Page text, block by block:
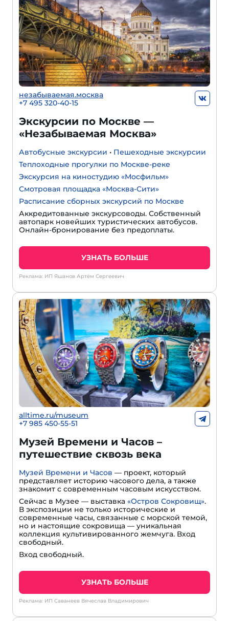
незабываемая.москва
+7 495 320-40-15
Экскурсии по Москве —
«Незабываемая Москва»
Автобусные экскурсии • Пешеходные экскурсии
Теплоходные прогулки по Москве-реке
Экскурсия на киностудию «Мосфильм»
Смотровая площадка «Москва-Сити»
Расписание сборных экскурсий по Москве
Аккредитованные экскурсоводы. Собственный
автопарк новейших туристических автобусов.
Онлайн-бронирование без предоплаты.
УЗНАТЬ БОЛЬШЕ
Реклама: ИП Яшанов Артём Сергеевич
alltime.ru/museum
+7 985 450-55-51
Музей Времени и Часов –
путешествие сквозь века
Музей Времени и Часов — проект, который
представляет историю часового дела, а также
знакомит с современным часовым искусством.
Сейчас в Музее — выставка «Остров Сокровищ».
В экспозиции не только исторические и
современные часы, связанные с морской темой,
но и настоящие сокровища — уникальная
коллекция культивированного жемчуга. Вход
свободный.
Вход свободный.
УЗНАТЬ БОЛЬШЕ
Реклама: ИП Саванеев Вячеслав Владимирович